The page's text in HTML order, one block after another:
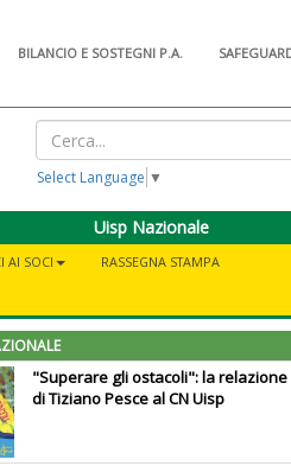
BILANCIO E SOSTEGNI P.A.
Select Language ▼
Uisp Nazionale
AI SOCI
RASSEGNA STAMPA
"Superare gli ostacoli": la relazione
di Tiziano Pesce al CN Uisp